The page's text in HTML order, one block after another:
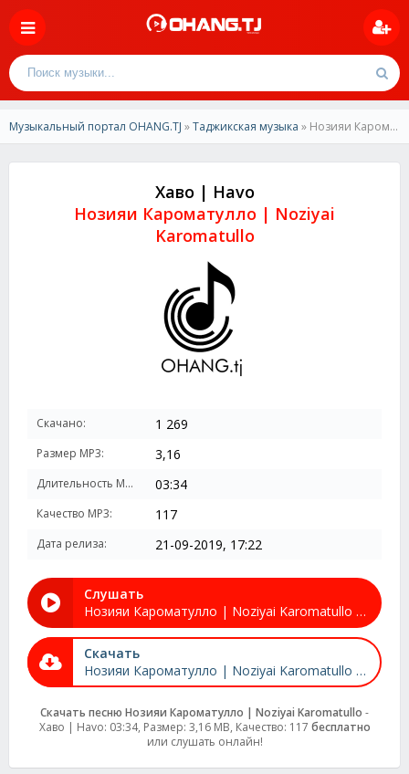
Музыкальный портал OHANG.TJ »Таджикская музыка » Нозияи Кароматулло-Хаво | Noziyai Karomatullo-Havo
Хаво | Havo
Нозияи Кароматулло | Noziyai
Karomatullo
Скачано: 1 269
Размер MP3: 3,16
Длительность MP3: 03:34
Качество MP3: 117
Дата релиза: 21-09-2019, 17:22
Слушать
Нозияи Кароматулло | Noziyai Karomatullo - Хаво | Havo
Скачать
Нозияи Кароматулло | Noziyai Karomatullo - Хаво | Havo
Скачать песню Нозияи Кароматулло | Noziyai Karomatullo -
Хаво | Havo: 03:34, Размер: 3,16 MB, Качество: 117 бесплатно
или слушать онлайн!